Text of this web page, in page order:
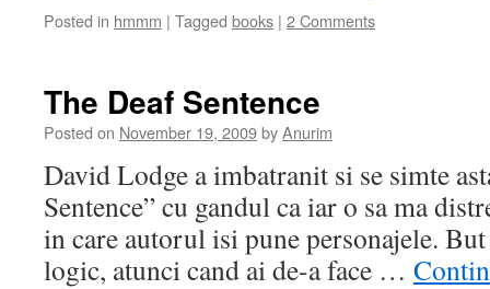
Posted in hmmm | Tagged books | 2 Comments
The Deaf Sentence
Posted on November 19, 2009byAnurim
David Lodge a imbatranit si se simte
Sentence” cu gandul ca iar o sa ma
in care autorul isi pune personajele.
logic, atunci cand ai de-a face …